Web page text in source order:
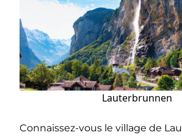
Lauterbrunnen
Connaissez-vous le village de